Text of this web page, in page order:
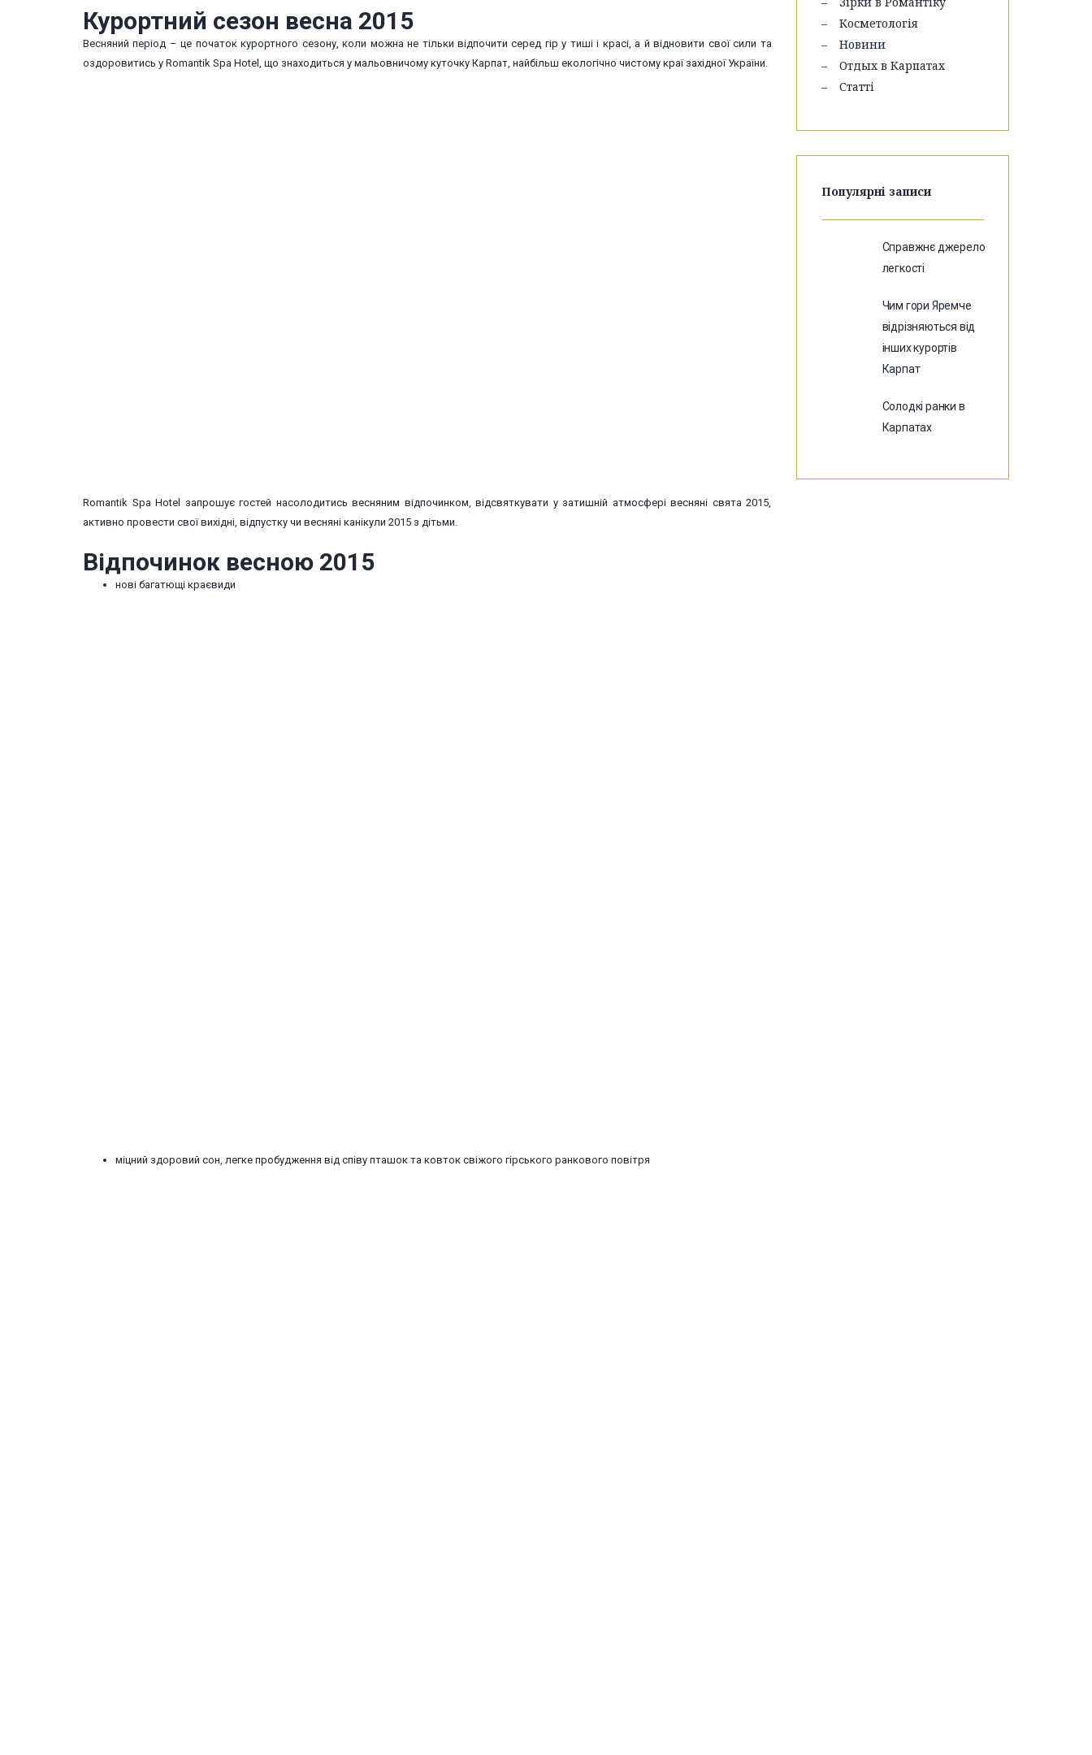
Курортний сезон весна 2015
Весняний період – це початок курортного сезону, коли можна не тільки відпочити серед гір у тиші і красі, а й відновити свої сили та
оздоровитись у Romantik Spa Hotel, що знаходиться у мальовничому куточку Карпат, найбільш екологічно чистому краї західної України.
Romantik Spa Hotel запрошує гостей насолодитись весняним відпочинком, відсвяткувати у затишній атмосфері весняні свята 2015,
активно провести свої вихідні, відпустку чи весняні канікули 2015 з дітьми.
Відпочинок весною 2015
нові багатющі краєвиди
міцний здоровий сон, легке пробудження від співу пташок та ковток свіжого гірського ранкового повітря
Косметологія
Новини
Отдых в Карпатах
Статті
Популярні записи
Справжнє джерело
легкості
Чим гори Яремче
відрізняються від
інших курортів
Карпат
Солодкі ранки в
Карпатах